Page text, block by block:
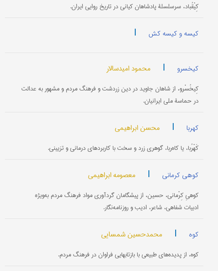
کِیْقُباد، سرسلسلۀ پادشاهان کیانی در تاریخ روایی ایران.
کیسه و کیسه کش |
کیخسرو | محمود امیدسالار
کِیخُسْرو، از شاهان جاوید در دین زردشت و فرهنگ مردم و مشهور به عدالت
در حماسۀ ملی ایرانیان.
کهربا | محسن ابراهیمی
کَهْرُبا، یا کاه‌ربا، گوهری زرد و سخت با کاربردهای درمانی و تزیینی.
کوهی کرمانی | معصومه ابراهیمی
کوهیِ کِرْمانی، حسین، از پیشگامان گردآوری مواد فرهنگ مردم به‌ویژه
ادبیات شفاهی، شاعر، ادیب و روزنامه‌نگار.
کوه | محمدحسین شمسایی
کوه، از پدیده‌های طبیعی با بازتابهایی فراوان در فرهنگ مردم.